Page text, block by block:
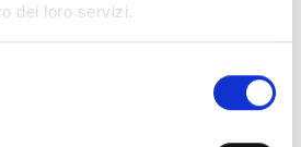
dei loro servizi.